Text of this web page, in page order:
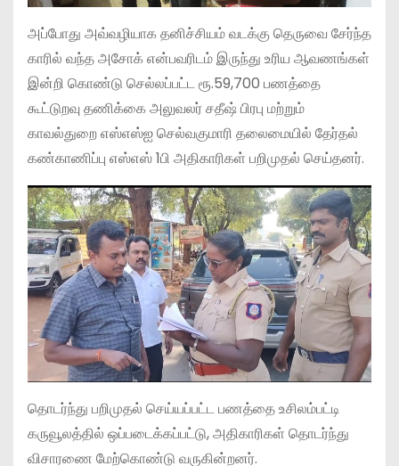
அப்போது அவ்வழியாக தனிச்சியம் வடக்கு தெருவை சேர்ந்த
காரில் வந்த அசோக் என்பவரிடம் இருந்து உரிய ஆவணங்கள்
இன்றி கொண்டு செல்லப்பட்ட ரூ.59,700 பணத்தை
கூட்டுறவு தணிக்கை அலுவலர் சதீஷ் பிரபு மற்றும்
காவல்துறை எஸ்எஸ்ஐ செல்வகுமாரி தலைமையில் தேர்தல்
கண்காணிப்பு எஸ்எஸ் 1பி அதிகாரிகள் பறிமுதல் செய்தனர்.
தொடர்ந்து பறிமுதல் செய்யப்பட்ட பணத்தை உசிலம்பட்டி
கருவூலத்தில் ஒப்படைக்கப்பட்டு, அதிகாரிகள் தொடர்ந்து
விசாரணை மேற்கொண்டு வருகின்றனர்.